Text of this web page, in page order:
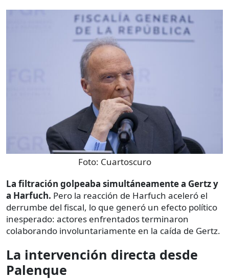
Foto: Cuartoscuro
La filtración golpeaba simultáneamente a Gertz y
a Harfuch. Pero la reacción de Harfuch aceleró el
derrumbe del fiscal, lo que generó un efecto político
inesperado: actores enfrentados terminaron
colaborando involuntariamente en la caída de Gertz.
La intervención directa desde
Palenque